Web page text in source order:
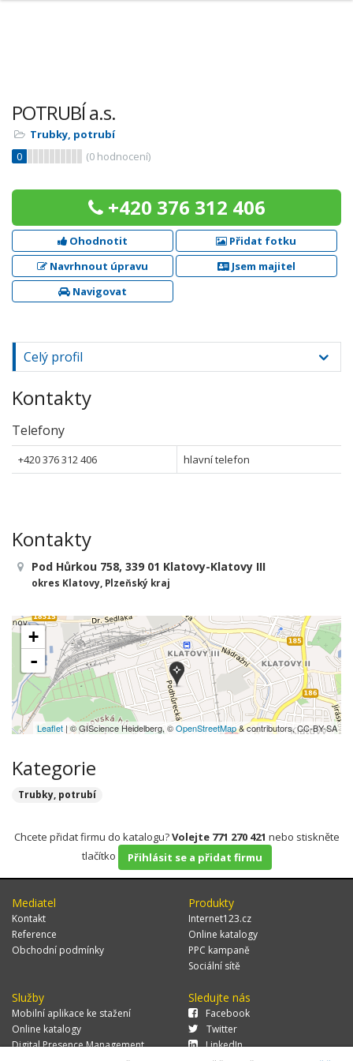
POTRUBÍ a.s.
Trubky, potrubí
0
(0 hodnocení)
+420 376 312 406
Ohodnotit
Přidat fotku
Navrhnout úpravu
Jsem majitel
Navigovat
Celý profil
Kontakty
Telefony
+420 376 312 406 hlavní telefon
Kontakty
Pod Hůrkou 758, 339 01 Klatovy-Klatovy III
okres Klatovy, Plzeňský kraj
+
-
Leaflet| © GIScience Heidelberg, ©OpenStreetMap& contributors, CC-BY-SA
Kategorie
Trubky, potrubí
Chcete přidat firmu do katalogu?Volejte 771 270 421 nebo stiskněte
tlačítko
Přihlásit se a přidat firmu
Mediatel
Kontakt
Reference
Obchodní podmínky
Produkty
Internet123.cz
Online katalogy
PPC kampaně
Sociální sítě
Služby
Mobilní aplikace ke stažení
Online katalogy
Digital Presence Management
Sledujte nás
Facebook
Twitter
LinkedIn